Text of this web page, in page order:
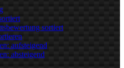
sortiert
aufsteigend
absteigend